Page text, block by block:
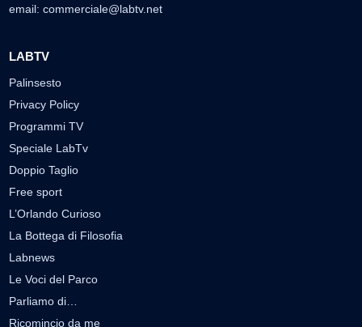
email: commerciale@labtv.net
LABTV
Palinsesto
Privacy Policy
Programmi TV
Speciale LabTv
Doppio Taglio
Free sport
L’Orlando Curioso
La Bottega di Filosofia
Labnews
Le Voci del Parco
Parliamo di…
Ricomincio da me